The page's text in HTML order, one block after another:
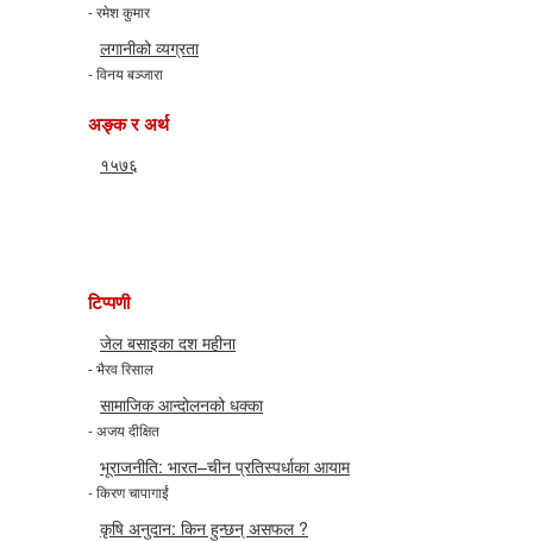
- रमेश कुमार
लगानीको व्यग्रता
- विनय बञ्जारा
अङ्क र अर्थ
१५७६
टिप्पणी
जेल बसाइका दश महीना
- भैरव रिसाल
सामाजिक आन्दोलनको धक्का
- अजय दीक्षित
भूराजनीति: भारत–चीन प्रतिस्पर्धाका आयाम
- किरण चापागाईं
कृषि अनुदान: किन हुन्छन् असफल ?